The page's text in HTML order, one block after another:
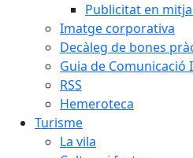
Publicitat en
Imatge corporativa
Decàleg de bones
Guia de Comunicació
RSS
Hemeroteca
Turisme
La vila